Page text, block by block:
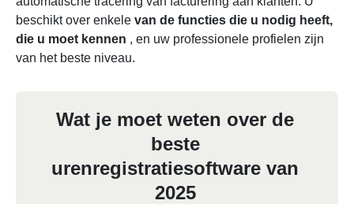
beschikt over enkele van de functies die u nodig heeft,
die u moet kennen , en uw professionele profielen zijn
van het beste niveau.
Wat je moet weten over de
beste
urenregistratiesoftware van
2025